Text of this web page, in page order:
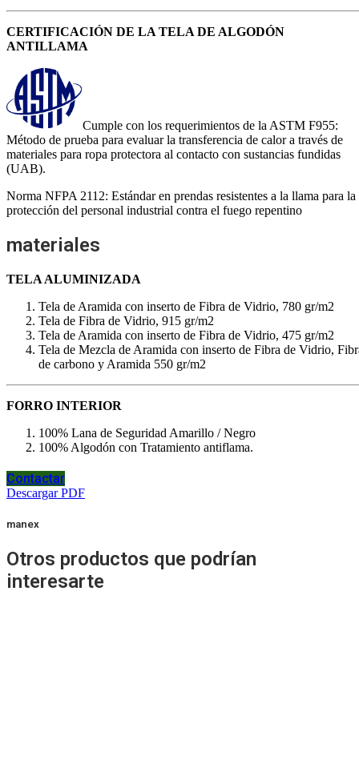
CERTIFICACIÓN DE LA TELA DE ALGODÓN
ANTILLAMA
Cumple con los requerimientos de la ASTM F955:
Método de prueba para evaluar la transferencia de calor a través de
materiales para ropa protectora al contacto con sustancias fundidas
(UAB).
Norma NFPA 2112: Estándar en prendas resistentes a la llama para la
protección del personal industrial contra el fuego repentino
materiales
TELA ALUMINIZADA
Tela de Aramida con inserto de Fibra de Vidrio, 780 gr/m2
Tela de Fibra de Vidrio, 915 gr/m2
Tela de Aramida con inserto de Fibra de Vidrio, 475 gr/m2
Tela de Mezcla de Aramida con inserto de Fibra de Vidrio,
de carbono y Aramida 550 gr/m2
FORRO INTERIOR
100% Lana de Seguridad Amarillo / Negro
100% Algodón con Tratamiento antiflama.
Contactar
Descargar PDF
manex
Otros productos que podrían
interesarte